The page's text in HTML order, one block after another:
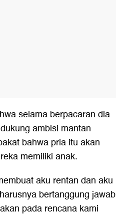
selama berpacaran dia
ambisi mantan
bahwa pria itu akan
memiliki anak.
aku rentan dan aku
bertanggung jawab
pada rencana kami